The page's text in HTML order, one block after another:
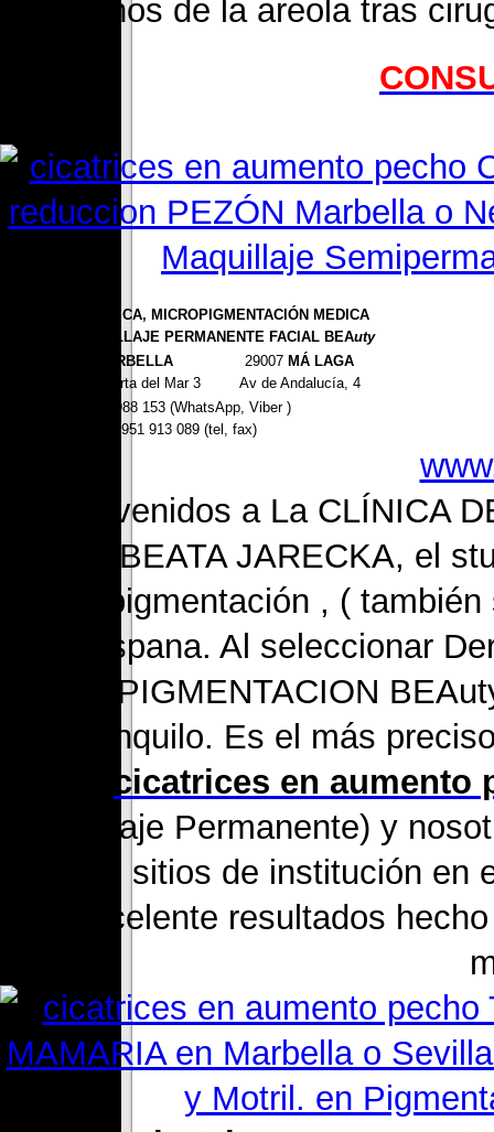
Rellenos de la areola tras
CLÍNICA ESTÉTICA, MICROPIGMENTACIÓN MEDICA
Málaga y MAQUILLAJE PERMANENTE FACIAL BEAuty
MARBELLA
Avd. De la Puerta del Mar 3
29007 MÁ LAGA
Av de Andalucía, 4
670 988 153 (WhatsApp, Viber )
951 913 089 (tel, fax)
Bienvenidos a La CLÍNICA
BEATA JARECKA, el
Micropigmentación , (
en Espana. Al seleccionar
MICROPIGMENTACION
ser tranquilo. Es el más
cicatrices en aumento
Maquillaje Permanente) y
pocos sitios de institución
excelente resultados